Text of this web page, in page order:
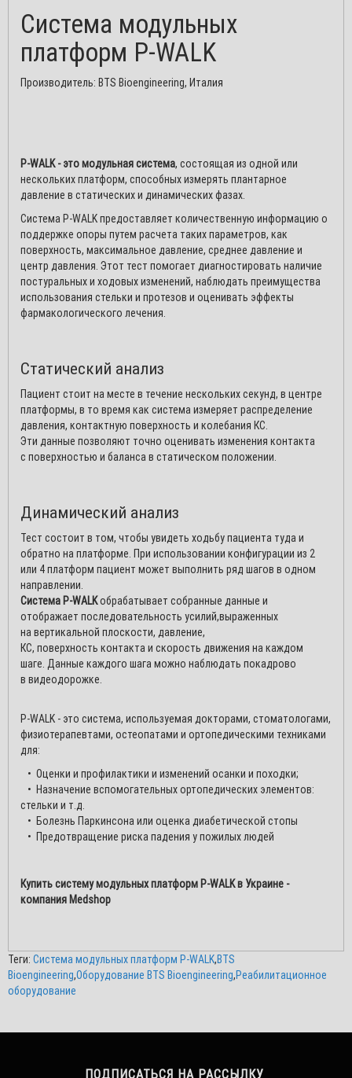
Система модульных
платформ P-WALK
Производитель: BTS Bioengineering, Италия
P-WALK - это модульная система, состоящая из одной или
нескольких платформ, способных измерять плантарное
давление в статических и динамических фазах.
Система P-WALK предоставляет количественную информацию о
поддержке опоры путем расчета таких параметров, как
поверхность, максимальное давление, среднее давление и
центр давления. Этот тест помогает диагностировать наличие
постуральных и ходовых изменений, наблюдать преимущества
использования стельки и протезов и оценивать эффекты
фармакологического лечения.
Статический анализ
Пациент стоит на месте в течение нескольких секунд, в центре
платформы, в то время как система измеряет распределение
давления, контактную поверхность и колебания КС.
Эти данные позволяют точно оценивать изменения контакта
с поверхностью и баланса в статическом положении.
Динамический анализ
Тест состоит в том, чтобы увидеть ходьбу пациента туда и
обратно на платформе. При использовании конфигурации из 2
или 4 платформ пациент может выполнить ряд шагов в одном
направлении.
Система P-WALKобрабатывает собранные данные и
отображает последовательность усилий,выраженных
на вертикальной плоскости, давление,
КС, поверхность контакта и скорость движения на каждом
шаге. Данные каждого шага можно наблюдать покадрово
в видеодорожке.
P-WALK - это система, используемая докторами, стоматологами,
физиотерапевтами, остеопатами и ортопедическими техниками
для:
• Оценки и профилактики и изменений осанки и походки;
• Назначение вспомогательных ортопедических элементов:
стельки и т.д.
• Болезнь Паркинсона или оценка диабетической стопы
• Предотвращение риска падения у пожилых людей
Купить систему модульных платформ P-WALK в Украине -
компания Medshop
Теги: Система модульных платформ P-WALK,BTS
Bioengineering,Оборудование BTS Bioengineering,Реабилитационное
оборудование
ПОДПИСАТЬСЯ НА РАССЫЛКУ
всегда вам ответим по возможности!!!
С уважением, команда Медшоп.